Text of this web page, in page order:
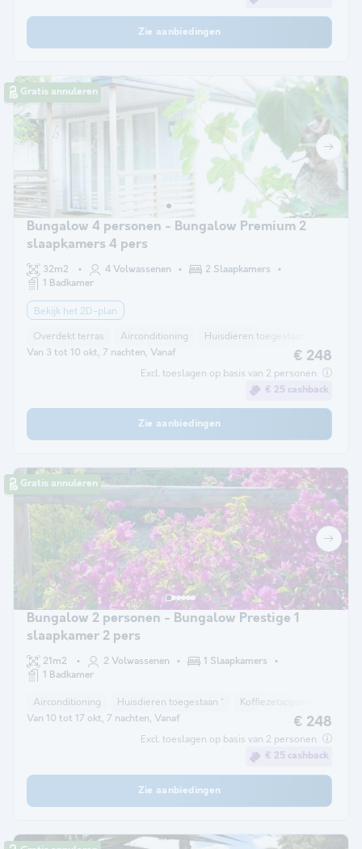
Zie aanbiedingen
Gratis annuleren
Bungalow 4 personen - Bungalow Premium 2
slaapkamers 4 pers
32m2 4 Volwassenen
2 Slaapkamers
1 Badkamer
Bekijk het 2D-plan
Overdekt terras Airconditioning Huisdieren toegestaan *
Van 3 tot 10 okt, 7 nachten, Vanaf € 248
Excl. toeslagen op basis van 2 personen
€ 25 cashback
Zie aanbiedingen
Gratis annuleren
Bungalow 2 personen - Bungalow Prestige 1
slaapkamer 2 pers
21m2 2 Volwassenen
1 Slaapkamers
1 Badkamer
Airconditioning Huisdieren toegestaan * Koffiezetapparaat
Van 10 tot 17 okt, 7 nachten, Vanaf € 248
Excl. toeslagen op basis van 2 personen
€ 25 cashback
Zie aanbiedingen